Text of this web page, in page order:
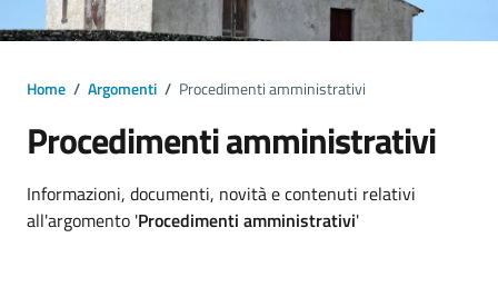
Home / Argomenti / Procedimenti amministrativi
Procedimenti amministrativi
Dettagli argomento
Informazioni, documenti, novità e contenuti relativi
all'argomento 'Procedimenti amministrativi'